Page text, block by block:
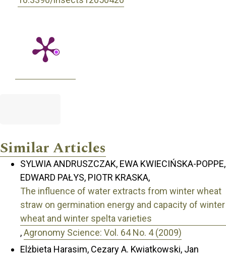
Similar Articles
SYLWIA ANDRUSZCZAK, EWA KWIECIŃSKA-POPPE,
EDWARD PAŁYS, PIOTR KRASKA,
The influence of water extracts from winter wheat
straw on germination energy and capacity of winter
wheat and winter spelta varieties
,Agronomy Science: Vol. 64 No. 4 (2009)
Elżbieta Harasim, Cezary A. Kwiatkowski, Jan